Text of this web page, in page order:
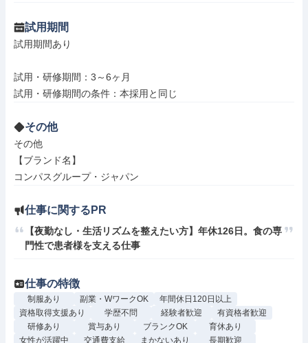
試用期間
試用期間あり
試用・研修期間：3～6ヶ月
その他
その他
【ブランド名】
コンパスグループ・ジャパン
仕事に関するPR
【夜勤なし・生活リズムを整えたい方】年休126日。食の専
門性で患者様を支える仕事
仕事の特徴
制服あり 副業・WワークOK
年間休日120日以上
資格取得支援あり
学歴不問 経験者歓迎
有資格者歓迎
研修あり
賞与あり ブランクOK
育休あり
女性が活躍中
交通費支給 まかないあり
長期歓迎